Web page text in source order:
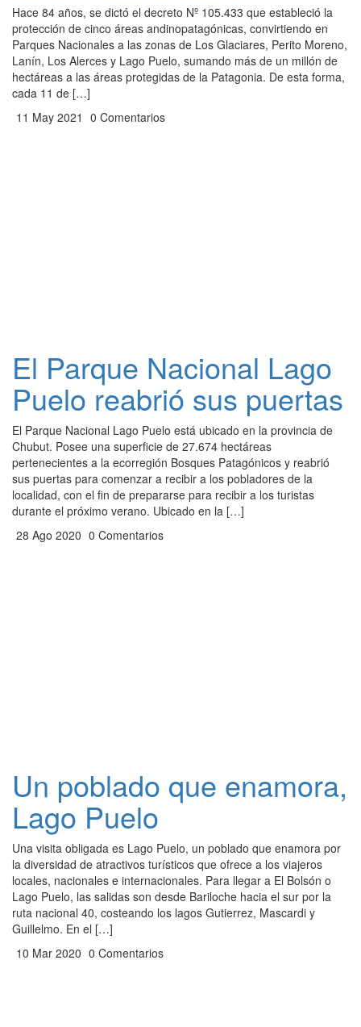
Hace 84 años, se dictó el decreto Nº 105.433 que estableció la
protección de cinco áreas andinopatagónicas, convirtiendo en
Parques Nacionales a las zonas de Los Glaciares, Perito Moreno,
Lanín, Los Alerces y Lago Puelo, sumando más de un millón de
hectáreas a las áreas protegidas de la Patagonia. De esta forma,
cada 11 de […]
11 May 2021 0 Comentarios
El Parque Nacional Lago
Puelo reabrió sus puertas
El Parque Nacional Lago Puelo está ubicado en la provincia de
Chubut. Posee una superficie de 27.674 hectáreas
pertenecientes a la ecorregión Bosques Patagónicos y reabrió
sus puertas para comenzar a recibir a los pobladores de la
localidad, con el fin de prepararse para recibir a los turistas
durante el próximo verano. Ubicado en la […]
28 Ago 2020 0 Comentarios
Un poblado que enamora,
Lago Puelo
Una visita obligada es Lago Puelo, un poblado que enamora por
la diversidad de atractivos turísticos que ofrece a los viajeros
locales, nacionales e internacionales. Para llegar a El Bolsón o
Lago Puelo, las salidas son desde Bariloche hacia el sur por la
ruta nacional 40, costeando los lagos Gutierrez, Mascardi y
Guillelmo. En el […]
10 Mar 2020 0 Comentarios